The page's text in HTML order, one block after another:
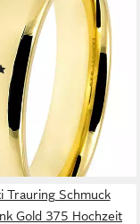
Trauring Ehering
LIEBE, Made in
- wahlweise mit
Zirkonia
(58)
€ UVP 99,90 €
in 1-2 Werktagen bei dir
Trauring Schmuck
Gold 375 Hochzeit